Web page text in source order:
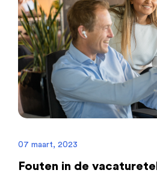
07 maart, 2023
Fouten in de